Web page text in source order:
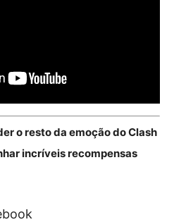
o resto da emoção do Clash
incríveis recompensas